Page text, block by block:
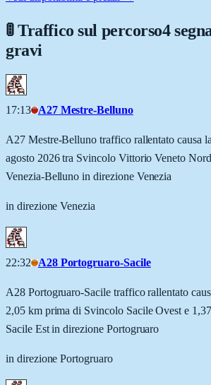
🚦 Traffico sul percorso4
gravi
17:13 A27 Mestre-Belluno
A27 Mestre-Belluno traffico rallentato causa
agosto 2026 tra Svincolo Vittorio Veneto
Venezia-Belluno in direzione Venezia
in direzione Venezia
22:32 A28 Portogruaro-Sacile
A28 Portogruaro-Sacile traffico rallentato
2,05 km prima di Svincolo Sacile Ovest e
Sacile Est in direzione Portogruaro
in direzione Portogruaro